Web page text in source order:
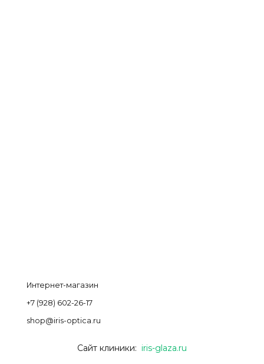
Интернет-магазин
+7 (928) 602-26-17
shop@iris-optica.ru
Сайт клиники: iris-glaza.ru